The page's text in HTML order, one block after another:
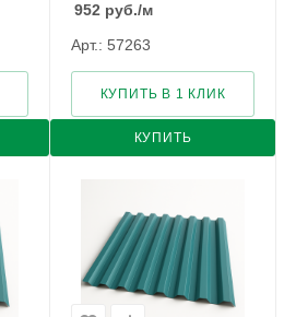
952 руб./м
Арт.: 57263
КУПИТЬ
КУПИТЬ В 1 КЛИК